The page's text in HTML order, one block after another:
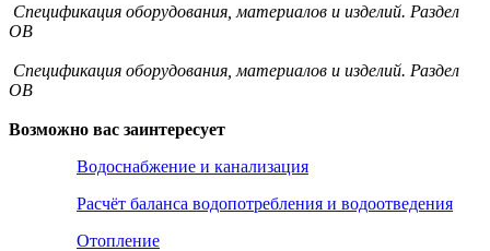
Спецификация оборудования, материалов и изделий. Раздел
ОВ
Спецификация оборудования, материалов и изделий. Раздел
ОВ
Возможно вас заинтересует
Водоснабжение и канализация
Расчёт баланса водопотребления и водоотведения
Отопление